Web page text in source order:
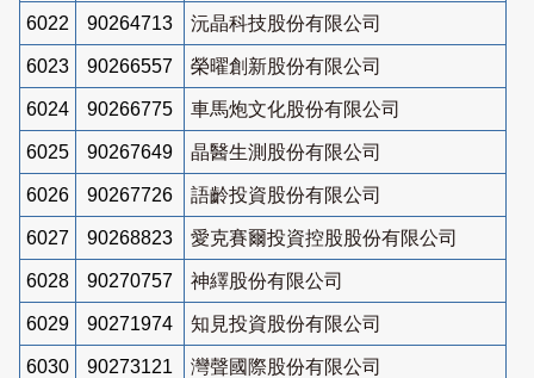
6022 90264713 沅晶科技股份有限公司
6023 90266557 榮曜創新股份有限公司
6024 90266775 車馬炮文化股份有限公司
6025 90267649 晶醫生測股份有限公司
6026 90267726 語齡投資股份有限公司
6027 90268823 愛克賽爾投資控股股份有限公司
6028 90270757 神繹股份有限公司
6029 90271974 知見投資股份有限公司
6030 90273121 灣聲國際股份有限公司